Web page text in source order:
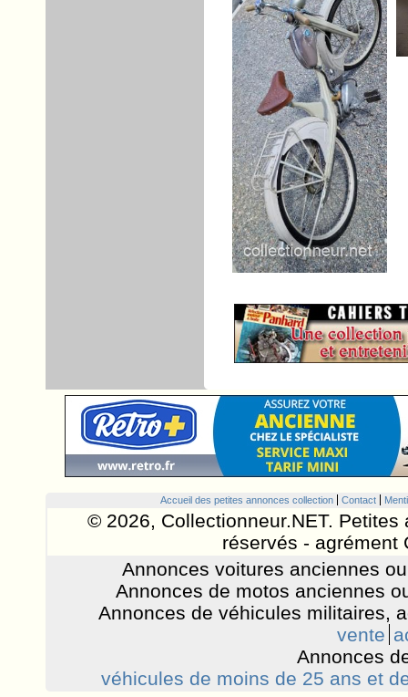
Accueil des petites annonces collection Contact
© 2026, Collectionneur.NET.
réservés - agrément
Annonces voitures anciennes
Annonces de motos anciennes
Annonces de véhicules militaires,
vente
Annonces
véhicules de moins de 25 ans et